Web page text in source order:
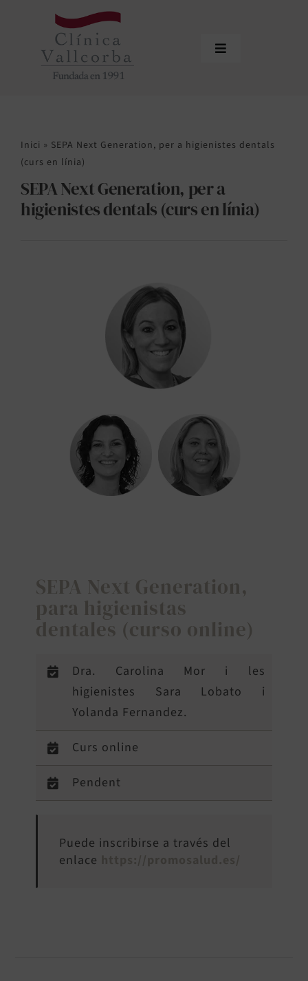
Toggle
Equip professional
Tractaments
Actualitat
Àrea de profesionals
Inici » SEPA Next Generation, per a higienistes dentals
(curs en línia)
SEPA Next Generation, per a
higienistes dentals (curs en línia)
SEPA Next Generation,
para higienistas
dentales (curso online)
Dra. Carolina Mor i les
higienistes Sara Lobato i
Yolanda Fernandez.
Curs online
Pendent
Puede inscribirse a través del
enlace